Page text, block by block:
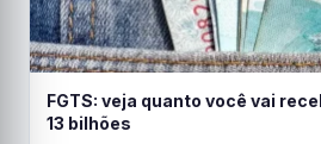
FGTS: veja quanto você vai
13 bilhões